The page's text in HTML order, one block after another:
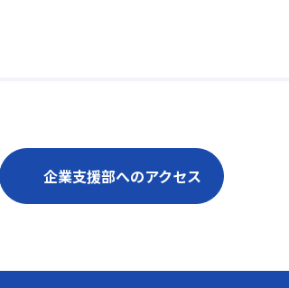
企業支援部へのアクセス